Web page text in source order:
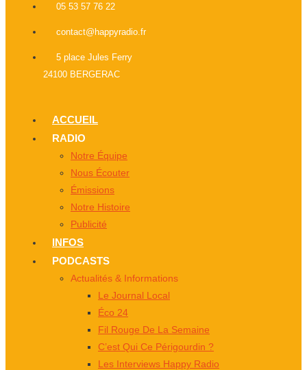
05 53 57 76 22
contact@happyradio.fr
5 place Jules Ferry
24100 BERGERAC
ACCUEIL
RADIO
Notre Équipe
Nous Écouter
Émissions
Notre Histoire
Publicité
INFOS
PODCASTS
Actualités & Informations
Le Journal Local
Éco 24
Fil Rouge De La Semaine
C’est Qui Ce Périgourdin ?
Les Interviews Happy Radio